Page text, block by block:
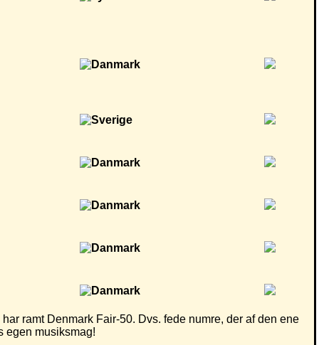
ramt Denmark Fair-50. Dvs. fede numre, der af den ene
egen musiksmag!